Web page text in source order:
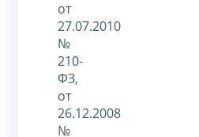
от
27.07.2010
№
210-
ФЗ,
от
26.12.2008
№